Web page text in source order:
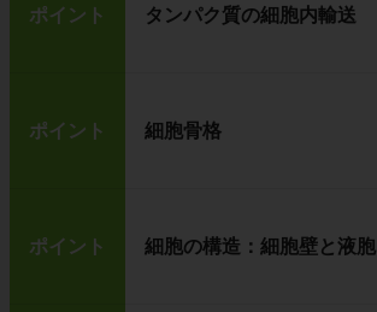
ポイント タンパク質の細胞内輸送
ポイント 細胞骨格
ポイント 細胞の構造：細胞壁と液胞